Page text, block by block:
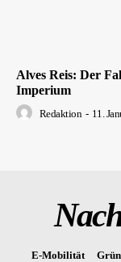
Alves Reis: Der
Imperium
Redaktion - 11.
E-Mobilität